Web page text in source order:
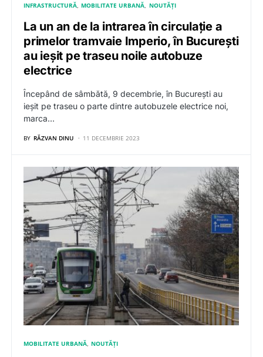
INFRASTRUCTURĂ MOBILITATE URBANĂ NOUTĂȚI
La un an de la intrarea în circulație a
primelor tramvaie Imperio, în București
au ieșit pe traseu noile autobuze
electrice
Începând de sâmbătă, 9 decembrie, în București au
ieșit pe traseu o parte dintre autobuzele electrice noi,
marca…
BY RĂZVAN DINU 11 DECEMBRIE 2023
MOBILITATE URBANĂ NOUTĂȚI